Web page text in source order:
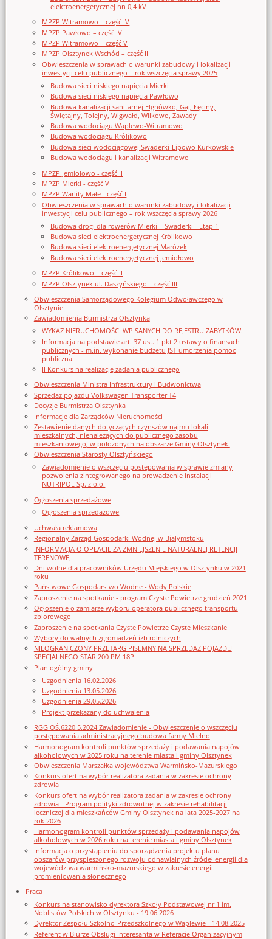
elektroenergetycznej nn 0,4 kV
MPZP Witramowo – część IV
MPZP Pawłowo – część IV
MPZP Witramowo – część V
MPZP Olsztynek Wschód – część III
Obwieszczenia w sprawach o warunki zabudowy i lokalizacji
inwestycji celu publicznego – rok wszczęcia sprawy 2025
Budowa sieci niskiego napięcia Mierki
Budowa sieci niskiego napięcia Pawłowo
Budowa kanalizacji sanitarnej Elgnówko, Gaj, Łęciny,
Świętajny, Tolejny, Wigwałd, Wilkowo, Zawady
Budowa wodociągu Waplewo-Witramowo
Budowa wodociągu Królikowo
Budowa sieci wodociągowej Swaderki-Lipowo Kurkowskie
Budowa wodociągu i kanalizacji Witramowo
MPZP Jemiołowo - część II
MPZP Mierki - część V
MPZP Warlity Małe - część I
Obwieszczenia w sprawach o warunki zabudowy i lokalizacji
inwestycji celu publicznego – rok wszczęcia sprawy 2026
Budowa drogi dla rowerów Mierki – Swaderki - Etap 1
Budowa sieci elektroenergetycznej Królikowo
Budowa sieci elektroenergetycznej Marózek
Budowa sieci elektroenergetycznej Jemiołowo
MPZP Królikowo – część II
MPZP Olsztynek ul. Daszyńskiego – część III
Obwieszczenia Samorządowego Kolegium Odwoławczego w
Olsztynie
Zawiadomienia Burmistrza Olsztynka
WYKAZ NIERUCHOMOŚCI WPISANYCH DO REJESTRU ZABYTKÓW.
Informacja na podstawie art. 37 ust. 1 pkt 2 ustawy o finansach
publicznych - m.in. wykonanie budżetu JST umorzenia pomoc
publiczna.
II Konkurs na realizację zadania publicznego
Obwieszczenia Ministra Infrastruktury i Budwonictwa
Sprzedaż pojazdu Volkswagen Transporter T4
Decyzje Burmistrza Olsztynka
Informacje dla Zarządców Nieruchomości
Zestawienie danych dotyczących czynszów najmu lokali
mieszkalnych, nienależących do publicznego zasobu
mieszkaniowego, w położonych na obszarze Gminy Olsztynek.
Obwieszczenia Starosty Olsztyńskiego
Zawiadomienie o wszczęciu postępowania w sprawie zmiany
pozwolenia zintegrowanego na prowadzenie instalacji
NUTRIPOL Sp. z o.o.
Ogłoszenia sprzedażowe
Ogłoszenia sprzedażowe
Uchwała reklamowa
Regionalny Zarząd Gospodarki Wodnej w Białymstoku
INFORMACJA O OPŁACIE ZA ZMNIEJSZENIE NATURALNEJ RETENCJI
TERENOWEJ
Dni wolne dla pracowników Urzędu Miejskiego w Olsztynku w 2021
roku
Państwowe Gospodarstwo Wodne - Wody Polskie
Zaproszenie na spotkanie - program Czyste Powietrze grudzień 2021
Ogłoszenie o zamiarze wyboru operatora publicznego transportu
zbiorowego
Zaproszenie na spotkania Czyste Powietrze Czyste Mieszkanie
Wybory do walnych zgromadzeń izb rolniczych
NIEOGRANICZONY PRZETARG PISEMNY NA SPRZEDAŻ POJAZDU
SPECJALNEGO STAR 200 PM 18P
Plan ogólny gminy
Uzgodnienia 16.02.2026
Uzgodnienia 13.05.2026
Uzgodnienia 29.05.2026
Projekt przekazany do uchwalenia
RGGIOŚ.6220.5.2024 Zawiadomienie - Obwieszczenie o wszczęciu
postępowania administracyjnego budowa farmy Mielno
Harmonogram kontroli punktów sprzedaży i podawania napojów
alkoholowych w 2025 roku na terenie miasta i gminy Olsztynek
Obwieszczenia Marszałka województwa Warmińsko-Mazurskiego
Konkurs ofert na wybór realizatora zadania w zakresie ochrony
zdrowia
Konkurs ofert na wybór realizatora zadania w zakresie ochrony
zdrowia - Program polityki zdrowotnej w zakresie rehabilitacji
leczniczej dla mieszkańców Gminy Olsztynek na lata 2025-2027 na
rok 2026
Harmonogram kontroli punktów sprzedaży i podawania napojów
alkoholowych w 2026 roku na terenie miasta i gminy Olsztynek
Informacja o przystąpieniu do sporządzenia projektu planu
obszarów przyspieszonego rozwoju odnawialnych źródeł energii dla
województwa warmińsko-mazurskiego w zakresie energii
promieniowania słonecznego
Praca
Konkurs na stanowisko dyrektora Szkoły Podstawowej nr 1 im.
Noblistów Polskich w Olsztynku - 19.06.2026
Dyrektor Zespołu Szkolno-Przedszkolnego w Waplewie - 14.08.2025
Referent w Biurze Obsługi Interesanta w Referacie Organizacyjnym